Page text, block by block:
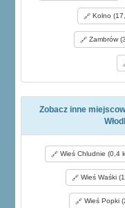
Kolno
Zambrów
Zobacz inne
Wieś Chludnie (0,4
Wieś Waśki
Wieś Popki